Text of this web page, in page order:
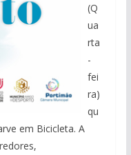
(Q
ua
rta
-
fei
ra)
qu
em Bicicleta. A